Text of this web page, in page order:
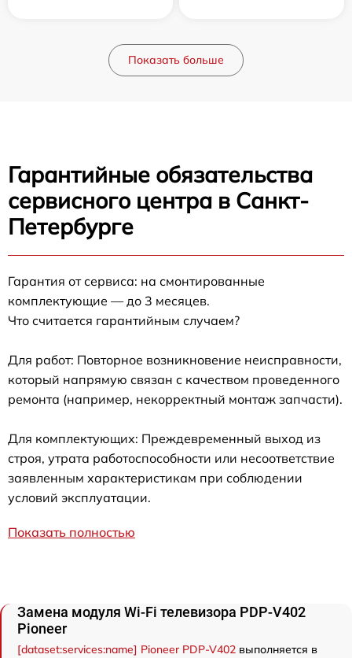
Показать больше
Гарантийные обязательства
сервисного центра в Санкт-
Петербурге
Гарантия от сервиса: на смонтированные
комплектующие — до 3 месяцев.
Что считается гарантийным случаем?
Для работ: Повторное возникновение неисправности,
который напрямую связан с качеством проведенного
ремонта (например, некорректный монтаж запчасти).
Для комплектующих: Преждевременный выход из
строя, утрата работоспособности или несоответствие
заявленным характеристикам при соблюдении
условий эксплуатации.
Показать полностью
Замена модуля Wi-Fi телевизора PDP-V402
Pioneer
[dataset:services:name] Pioneer PDP-V402 выполняется в